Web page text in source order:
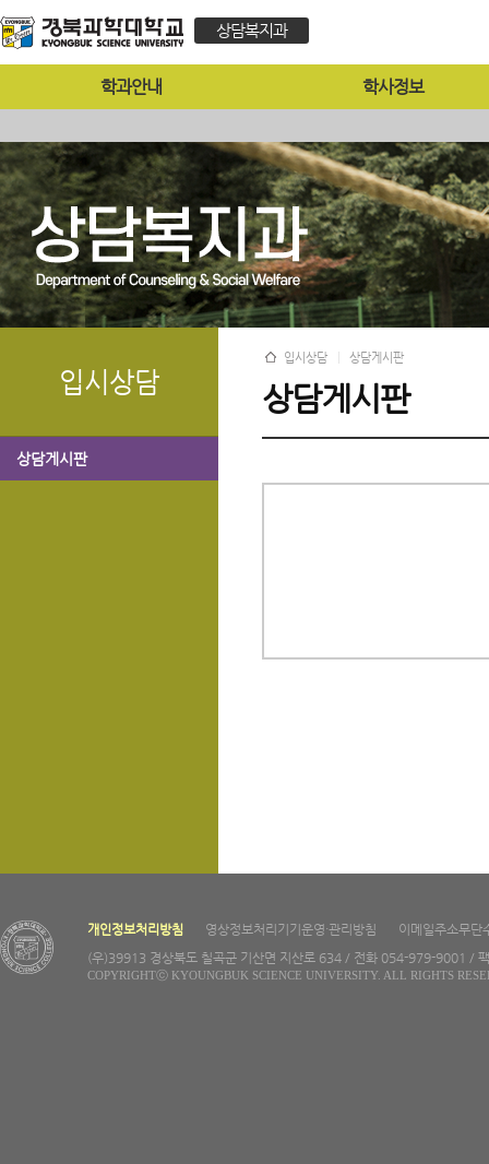
상담복지과
학과안내 학사정보
입시상담
상담게시판
입시상담 상담게시판
상담게시판
개인정보처리방침 영상정보처리기기운영·관리방침
이메일주소무단
(우)39913 경상북도 칠곡군 기산면 지산로 634 / 전화 054-979-9001 /
COPYRIGHTⓒ KYOUNGBUK SCIENCE UNIVERSITY. ALL RIGHTS